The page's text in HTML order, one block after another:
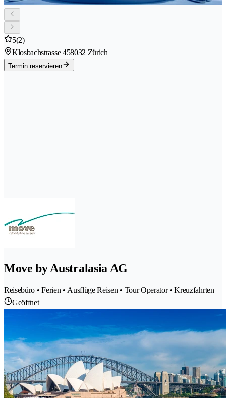
5(2)
Klosbachstrasse 458032 Zürich
Termin reservieren
Move by Australasia AG
Reisebüro • Ferien • Ausflüge Reisen • Tour Operator • Kreuzfahrten
Geöffnet